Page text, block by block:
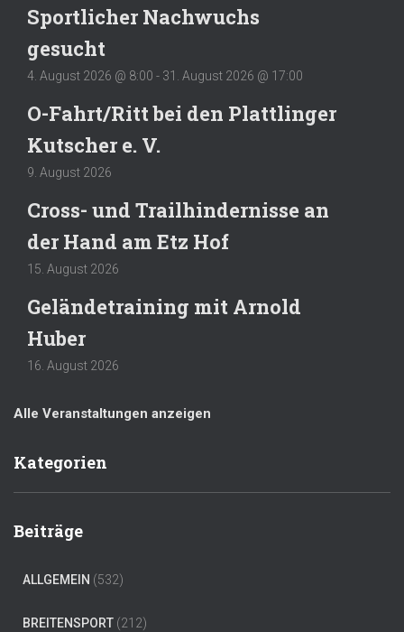
Sportlicher Nachwuchs
gesucht
4. August 2026 @ 8:00 - 31. August 2026 @ 17:00
O-Fahrt/Ritt bei den Plattlinger
Kutscher e. V.
9. August 2026
Cross- und Trailhindernisse an
der Hand am Etz Hof
15. August 2026
Geländetraining mit Arnold
Huber
16. August 2026
Alle Veranstaltungen anzeigen
Kategorien
Beiträge
ALLGEMEIN (532)
BREITENSPORT (212)